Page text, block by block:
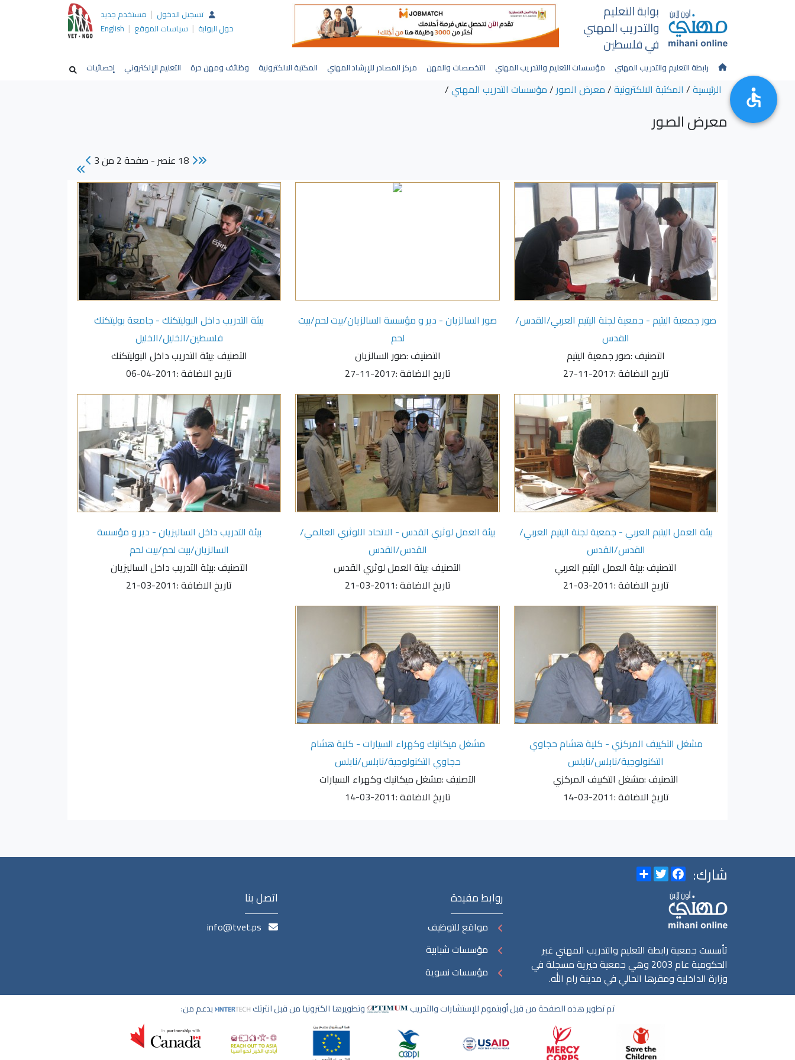
بوابة التعليم
والتدريب المهني
في فلسطين
تسجيل الدخول | مستخدم جديد
حول البوابة | سياسات الموقع |
English
رابطة التعليم والتدريب المهني مؤسسات التعليم والتدريب المهني التخصصات والمهن مركز المصادر للإرشاد المهني المكتبة الالكترونية وظائف ومهن حرة التعليم الإلكتروني إحصائيات
الرئيسية/ المكتبة الالكترونية/معرض الصور/مؤسسات التدريب المهني/
معرض الصور
18 عنصر - صفحة 2 من 3
صور جمعية اليتيم - جمعية لجنة اليتيم العربي/القدس/
القدس
التصنيف :صور جمعية اليتيم
تاريخ الاضافة :2017-11-27
صور السالزيان - دير و مؤسسة السالزيان/بيت لحم/بيت
لحم
التصنيف :صور السالزيان
تاريخ الاضافة :2017-11-27
بيئة التدريب داخل البوليتكنك - جامعة بوليتكنك
فلسطين/الخليل/الخليل
التصنيف :بيئة التدريب داخل البوليتكنك
تاريخ الاضافة :2011-04-06
بيئة العمل اليتبم العربي - جمعية لجنة اليتيم العربي/
القدس/القدس
التصنيف :بيئة العمل اليتبم العربي
تاريخ الاضافة :2011-03-21
بيئة العمل لوثري القدس - الاتحاد اللوثري العالمي/
القدس/القدس
التصنيف :بيئة العمل لوثري القدس
تاريخ الاضافة :2011-03-21
بيئة التدريب داخل الساليزيان - دير و مؤسسة
السالزيان/بيت لحم/بيت لحم
التصنيف :بيئة التدريب داخل الساليزيان
تاريخ الاضافة :2011-03-21
مشغل التكييف المركزي - كلية هشام حجاوي
التكنولوجية/نابلس/نابلس
التصنيف :مشغل التكييف المركزي
تاريخ الاضافة :2011-03-14
مشغل ميكانيك وكهراء السيارات - كلية هشام
حجاوي التكنولوجية/نابلس/نابلس
التصنيف :مشغل ميكانيك وكهراء السيارات
تاريخ الاضافة :2011-03-14
شارك: Share
Twitter
Facebook
تأسست جمعية رابطة التعليم والتدريب المهني غير
الحكومية عام 2003 وهي جمعية خيرية مسجلة في
وزارة الداخلية ومقرها الحالي في مدينة رام الله.
روابط مفيدة
مواقع للتوظيف
مؤسسات شبابية
مؤسسات نسوية
اتصل بنا
info@tvet.ps
تم تطوير هذه الصفحة من قبل أوبتموم للإستشارات والتدريب وتطويرها الكترونيا من قبل انترتك بدعم من: